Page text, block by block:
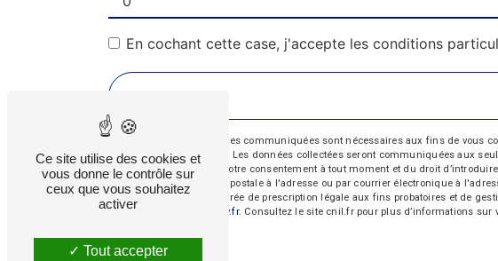
En cochant cette case, j'accepte les conditions
** Les données personnelles communiquées sont nécessaires aux fins de vous
répondre à votre message. Les données collectées seront communiquées aux
d’opposition, de retrait de votre consentement à tout moment et du droit
exercer ces droits par voie postale à l'adresse ou par courrier électronique à
contact puis pendant la durée de prescription légale aux fins probatoires et de
cette adresse:
Bloctel.gouv.fr. Consultez le site cnil.fr pour plus d’informations sur
Ce site utilise des cookies et
vous donne le contrôle sur
ceux que vous souhaitez
activer
Tout accepter